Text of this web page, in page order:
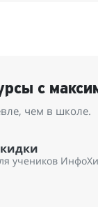
с
чем в школе.
учеников